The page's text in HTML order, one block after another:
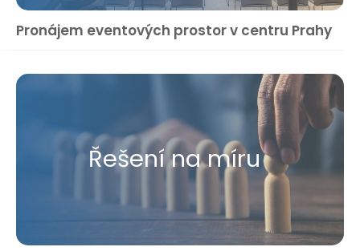
Pronájem eventových prostor v centru Prahy
Řešení na míru